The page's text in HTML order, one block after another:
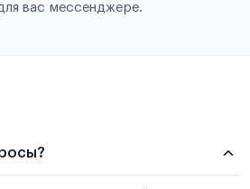
вас мессенджере.